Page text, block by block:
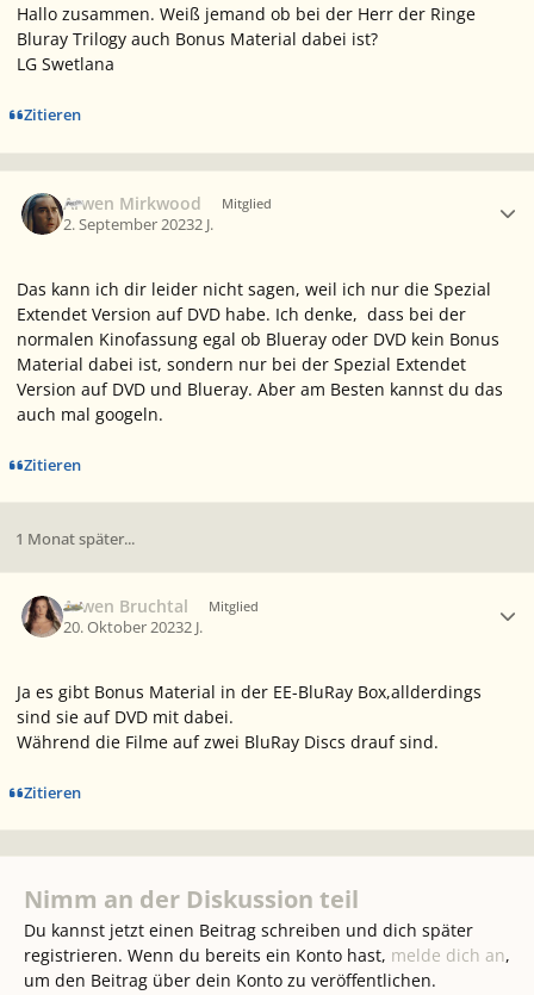
Hallo zusammen. Weiß jemand ob bei der Herr der Ringe
Bluray Trilogy auch Bonus Material dabei ist?
LG Swetlana
Zitieren
Arwen Mirkwood Mitglied
2. September 20232 J.
Das kann ich dir leider nicht sagen, weil ich nur die Spezial
Extendet Version auf DVD habe. Ich denke, dass bei der
normalen Kinofassung egal ob Blueray oder DVD kein Bonus
Material dabei ist, sondern nur bei der Spezial Extendet
Version auf DVD und Blueray. Aber am Besten kannst du das
auch mal googeln.
Zitieren
1 Monat später...
Arwen Bruchtal Mitglied
20. Oktober 20232 J.
Ja es gibt Bonus Material in der EE-BluRay Box,allderdings
sind sie auf DVD mit dabei.
Während die Filme auf zwei BluRay Discs drauf sind.
Zitieren
Nimm an der Diskussion teil
Du kannst jetzt einen Beitrag schreiben und dich später
registrieren. Wenn du bereits ein Konto hast, melde dich an,
um den Beitrag über dein Konto zu veröffentlichen.